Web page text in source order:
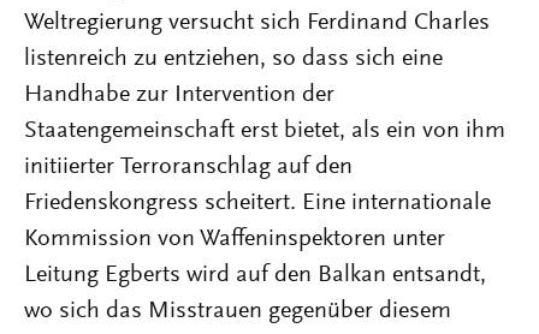
Weltregierung versucht sich Ferdinand Charles
listenreich zu entziehen, so dass sich eine
Handhabe zur Intervention der
Staatengemeinschaft erst bietet, als ein von ihm
initiierter Terroranschlag auf den
Friedenskongress scheitert. Eine internationale
Kommission von Waffeninspektoren unter
Leitung Egberts wird auf den Balkan entsandt,
wo sich das Misstrauen gegenüber diesem